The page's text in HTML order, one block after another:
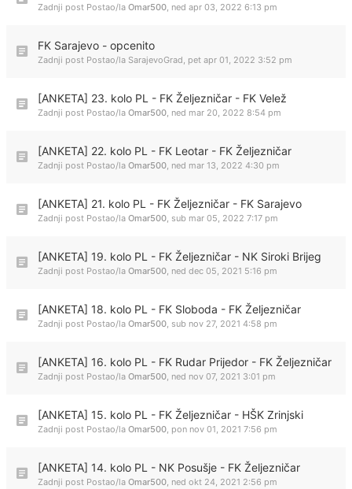
Zadnji post Postao/la Omar500, ned apr 03, 2022 6:13 pm
FK Sarajevo - opcenito
Zadnji post Postao/la SarajevoGrad, pet apr 01, 2022 3:52 pm
[ANKETA] 23. kolo PL - FK Željezničar - FK Velež
Zadnji post Postao/la Omar500, ned mar 20, 2022 8:54 pm
[ANKETA] 22. kolo PL - FK Leotar - FK Željezničar
Zadnji post Postao/la Omar500, ned mar 13, 2022 4:30 pm
[ANKETA] 21. kolo PL - FK Željezničar - FK Sarajevo
Zadnji post Postao/la Omar500, sub mar 05, 2022 7:17 pm
[ANKETA] 19. kolo PL - FK Željezničar - NK Siroki Brijeg
Zadnji post Postao/la Omar500, ned dec 05, 2021 5:16 pm
[ANKETA] 18. kolo PL - FK Sloboda - FK Željezničar
Zadnji post Postao/la Omar500, sub nov 27, 2021 4:58 pm
[ANKETA] 16. kolo PL - FK Rudar Prijedor - FK Željezničar
Zadnji post Postao/la Omar500, ned nov 07, 2021 3:01 pm
[ANKETA] 15. kolo PL - FK Željezničar - HŠK Zrinjski
Zadnji post Postao/la Omar500, pon nov 01, 2021 7:56 pm
[ANKETA] 14. kolo PL - NK Posušje - FK Željezničar
Zadnji post Postao/la Omar500, ned okt 24, 2021 2:56 pm